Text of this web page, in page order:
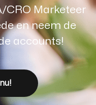
CRO Marketeer
en neem de
accounts!